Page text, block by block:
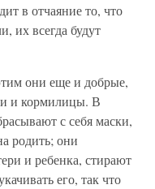
в отчаяние то, что
их всегда будут
они еще и добрые,
и кормилицы. В
с себя маски,
родить; они
и ребенка, стирают
его, так что